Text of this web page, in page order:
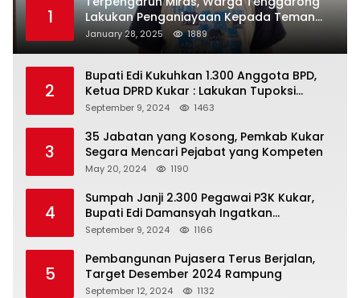
1
Lakukan Penganiayaan Kepada Teman
Sendiri
January 28, 2025 1889
2
Bupati Edi Kukuhkan 1.300 Anggota BPD,
Ketua DPRD Kukar : Lakukan Tupoksi
Dengan Baik Untuk Wujudkan
September 9, 2024 1463
3
35 Jabatan yang Kosong, Pemkab Kukar
Segara Mencari Pejabat yang Kompeten
May 20, 2024 1190
4
Sumpah Janji 2.300 Pegawai P3K Kukar,
Bupati Edi Damansyah Ingatkan
Tanggung Jawab Baru
September 9, 2024 1166
5
Pembangunan Pujasera Terus Berjalan,
Target Desember 2024 Rampung
September 12, 2024 1132